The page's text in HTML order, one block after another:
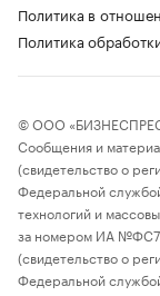
Политика в
Политика
© ООО
Сообщения и
(свидетельство о
Федеральной
технологий и
за номером ИА
(свидетельство о
Федеральной